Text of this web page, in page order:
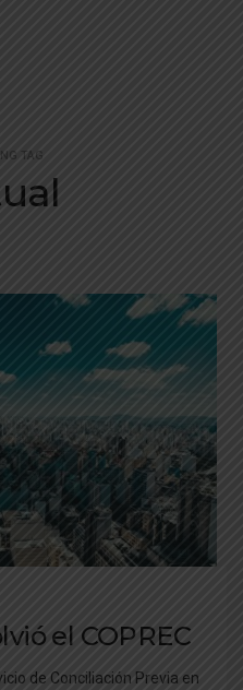
TAG
el COPREC
de Conciliación Previa en